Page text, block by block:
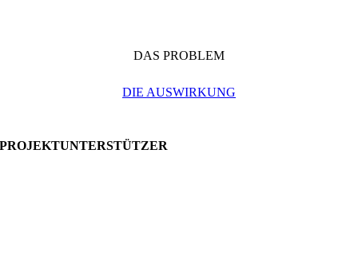
DAS PROBLEM
DIE AUSWIRKUNG
PROJEKTUNTERSTÜTZER